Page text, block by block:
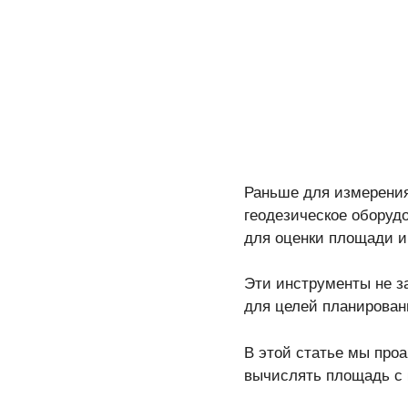
Раньше для
геодезическое
для оценки площади
Эти инструменты не
для целей
В этой статье мы
вычислять площадь